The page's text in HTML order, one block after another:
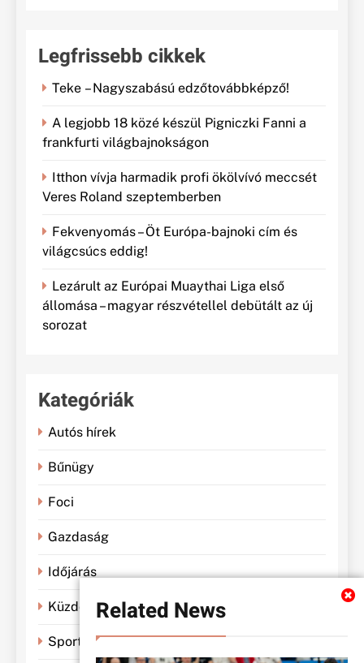
Related News
Legfrissebb cikkek
Teke – Nagyszabású edzőtovábbképző!
A legjobb 18 közé készül Pigniczki Fanni a
frankfurti világbajnokságon
Itthon vívja harmadik profi ökölvívó meccsét
Veres Roland szeptemberben
Fekvenyomás – Öt Európa-bajnoki cím és
világcsúcs eddig!
Lezárult az Európai Muaythai Liga első
állomása – magyar részvétellel debütált az új
sorozat
Kategóriák
Autós hírek
Bűnügy
Foci
Gazdaság
Időjárás
Küzdősportok
Sportbánya